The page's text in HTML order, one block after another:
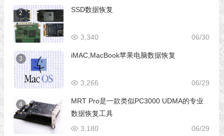
2 SSD数据恢复
06/30
3,340
3 iMAC,MacBook苹果电脑数据恢复
06/29
3,266
4
MRT Pro是一款类似PC3000 UDMA的专业
数据恢复工具
06/29
3,180